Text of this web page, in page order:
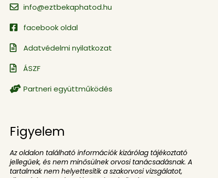
info@eztbekaphatod.hu
facebook oldal
Adatvédelmi nyilatkozat
ÁSZF
Partneri együttműködés
Figyelem
Az oldalon található információk kizárólag tájékoztató
jellegűek, és nem minősülnek orvosi tanácsadásnak. A
tartalmak nem helyettesítik a szakorvosi vizsgálatot,